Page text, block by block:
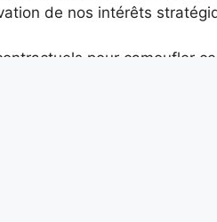
de nos intérêts
pour camoufler